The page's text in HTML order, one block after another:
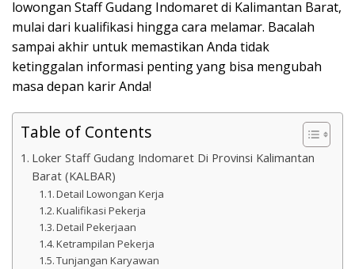
lowongan Staff Gudang Indomaret di Kalimantan Barat,
mulai dari kualifikasi hingga cara melamar. Bacalah
sampai akhir untuk memastikan Anda tidak
ketinggalan informasi penting yang bisa mengubah
masa depan karir Anda!
Table of Contents
Loker Staff Gudang Indomaret Di Provinsi Kalimantan
Barat (KALBAR)
Detail Lowongan Kerja
Kualifikasi Pekerja
Detail Pekerjaan
Ketrampilan Pekerja
Tunjangan Karyawan